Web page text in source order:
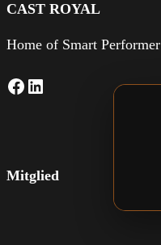
CAST ROYAL
Home of Smart Performer
Facebook LinkedIn
Mitglied